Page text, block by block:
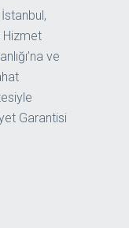
Hizmet
ve
Garantisi